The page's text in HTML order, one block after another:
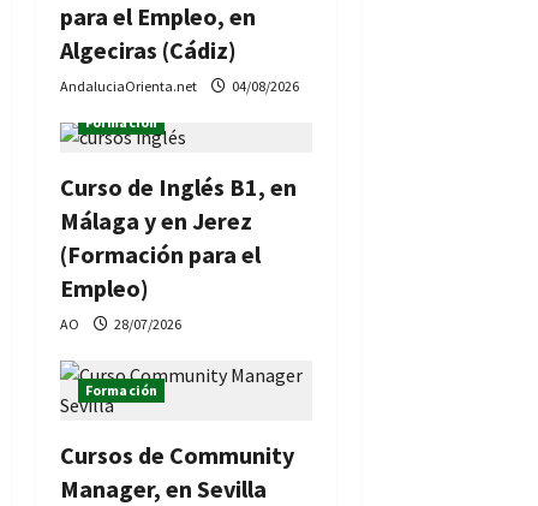
para el Empleo, en
Algeciras (Cádiz)
AndaluciaOrienta.net
04/08/2026
Formación
Curso de Inglés B1, en
Málaga y en Jerez
(Formación para el
Empleo)
AO 28/07/2026
Formación
Cursos de Community
Manager, en Sevilla